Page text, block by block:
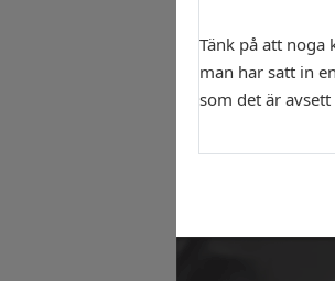
Tänk på att
man har satt in
som det är